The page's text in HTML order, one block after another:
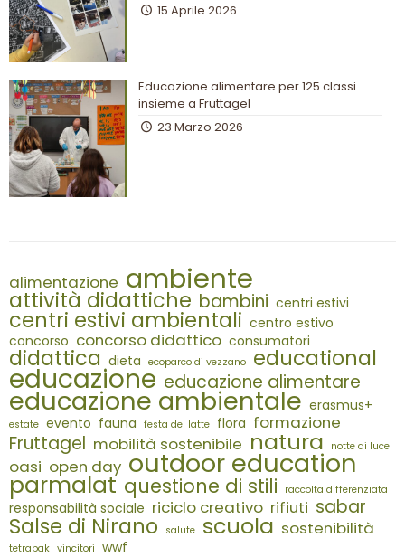
15 Aprile 2026
Educazione alimentare per 125 classi
insieme a Fruttagel
23 Marzo 2026
alimentazione ambiente
attività didattiche bambini centri estivi
centri estivi ambientali centro estivo
concorso concorso didattico consumatori
didattica dieta ecoparco di vezzano educational
educazione educazione alimentare
educazione ambientale erasmus+
estate evento fauna festa del latte flora formazione
Fruttagel mobilità sostenibile natura notte di luce
oasi open day outdoor education
parmalat questione di stili raccolta differenziata
responsabilità sociale riciclo creativo rifiuti sabar
Salse di Nirano salute scuola sostenibilità
tetrapak vincitori wwf